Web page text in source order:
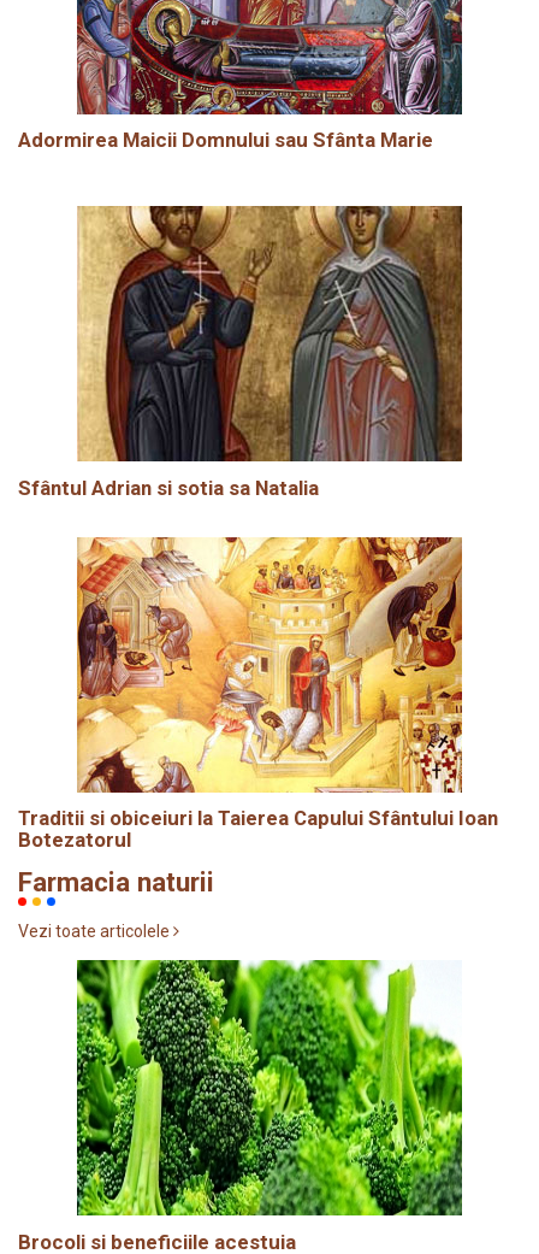
Adormirea Maicii Domnului sau Sfânta Marie
Sfântul Adrian si sotia sa Natalia
Traditii si obiceiuri la Taierea Capului Sfântului Ioan
Botezatorul
Farmacia naturii
Vezi toate articolele
Brocoli si beneficiile acestuia